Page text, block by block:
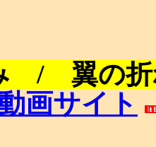
/ 翼の
画サイト